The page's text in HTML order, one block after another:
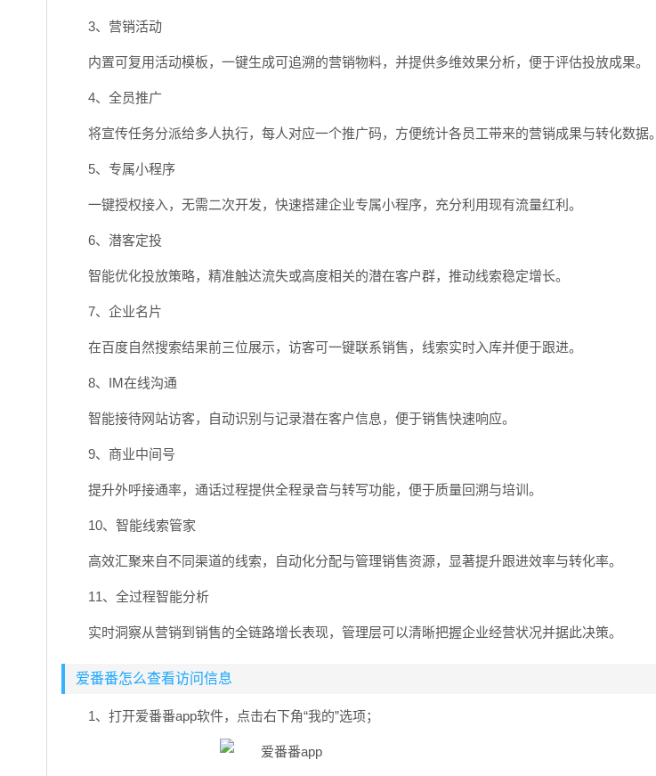
3、营销活动
内置可复用活动模板，一键生成可追溯的营销物料，并提供多维效果分析，便于评估投放成果。
4、全员推广
将宣传任务分派给多人执行，每人对应一个推广码，方便统计各员工带来的营销成果与转化数据。
5、专属小程序
一键授权接入，无需二次开发，快速搭建企业专属小程序，充分利用现有流量红利。
6、潜客定投
智能优化投放策略，精准触达流失或高度相关的潜在客户群，推动线索稳定增长。
7、企业名片
在百度自然搜索结果前三位展示，访客可一键联系销售，线索实时入库并便于跟进。
8、IM在线沟通
智能接待网站访客，自动识别与记录潜在客户信息，便于销售快速响应。
9、商业中间号
提升外呼接通率，通话过程提供全程录音与转写功能，便于质量回溯与培训。
10、智能线索管家
高效汇聚来自不同渠道的线索，自动化分配与管理销售资源，显著提升跟进效率与转化率。
11、全过程智能分析
实时洞察从营销到销售的全链路增长表现，管理层可以清晰把握企业经营状况并据此决策。
爱番番怎么查看访问信息
1、打开爱番番app软件，点击右下角“我的”选项；